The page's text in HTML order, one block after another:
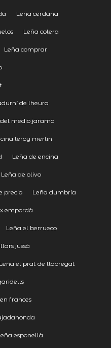
Leña cerdaña
Leña colera
Leña comprar
de lheura
medio jarama
leroy merlin
Leña de encina
Leña de olivo
precio Leña dumbría
empordà
Leña el berrueco
jussà
Leña el prat de llobregat
frances
esponellà